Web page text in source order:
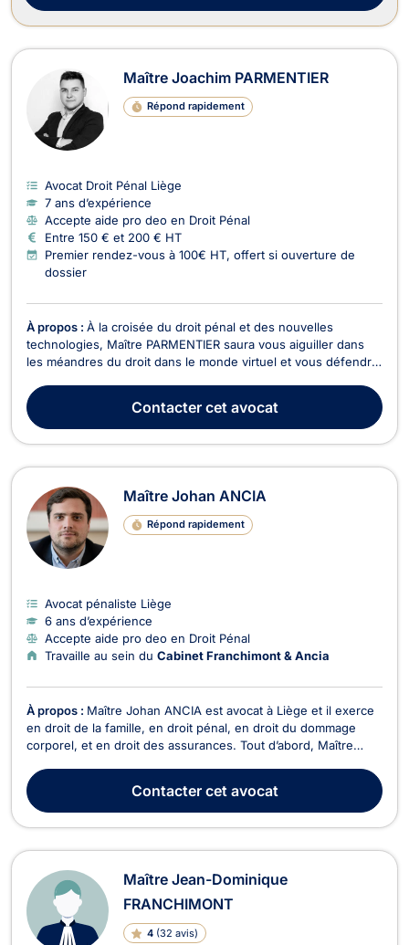
Maître Joachim PARMENTIER
Répond rapidement
Avocat Droit Pénal Liège
7 ans d’expérience
Accepte aide pro deo en Droit Pénal
Entre 150 € et 200 € HT
Premier rendez-vous à 100€ HT, offert si ouverture de
dossier
À propos : À la croisée du droit pénal et des nouvelles
technologies, Maître PARMENTIER saura vous aiguiller dans
les méandres du droit dans le monde virtuel et vous défendre
Contactercet avocat
Maître Johan ANCIA
Répond rapidement
Avocat pénaliste Liège
6 ans d’expérience
Accepte aide pro deo en Droit Pénal
Travaille au sein du Cabinet Franchimont & Ancia
À propos : Maître Johan ANCIA est avocat à Liège et il exerce
en droit de la famille, en droit pénal, en droit du dommage
corporel, et en droit des assurances. Tout d’abord, Maître
délais, lorsqu’il s’agit d’infractions contre les personnes ou
celles contre les biens. Il est a...
Contactercet avocat
Maître Jean-Dominique
FRANCHIMONT
4 (32 avis)